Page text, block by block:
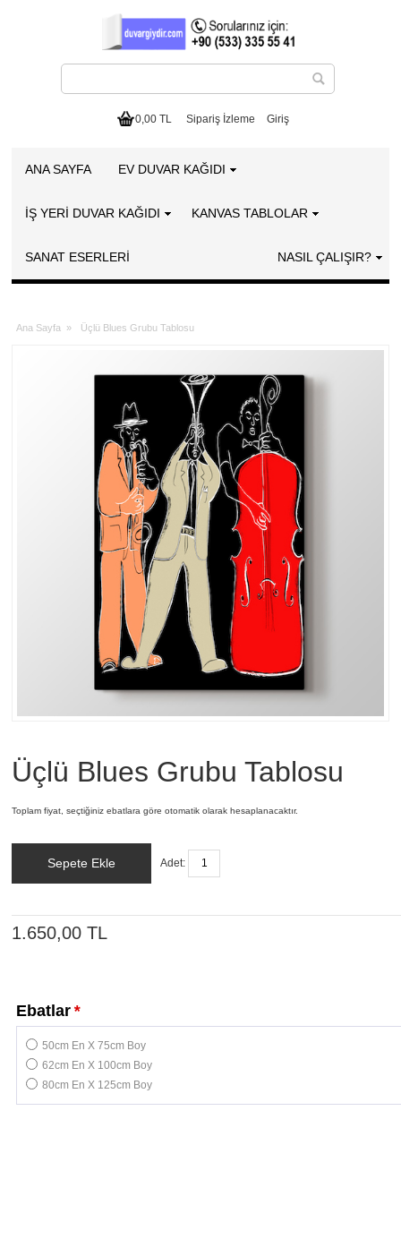
0,00 TL Sipariş İzleme Giriş
ANA SAYFA EV DUVAR KAĞIDI
İŞ YERİ DUVAR KAĞIDI KANVAS TABLOLAR
SANAT ESERLERI NASIL ÇALIŞIR?
Ana Sayfa » Üçlü Blues Grubu Tablosu
Üçlü Blues Grubu Tablosu
Toplam fiyat, seçtiğiniz ebatlara göre otomatik olarak hesaplanacaktır.
Sepete Ekle Adet:
1.650,00 TL
*
Ebatlar
50cm En X 75cm Boy
62cm En X 100cm Boy
80cm En X 125cm Boy